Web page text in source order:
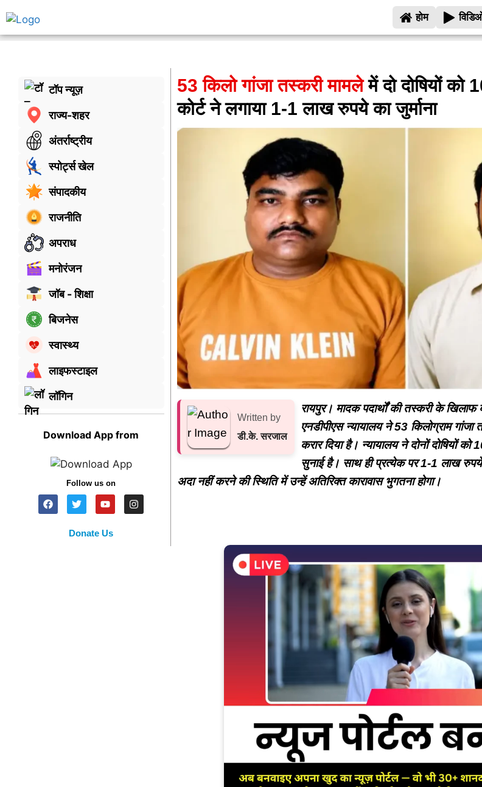
होम
टॉप न्यूज़
राज्य-शहर
अंतर्राष्ट्रीय
स्पोर्ट्स खेल
संपादकीय
राजनीति
अपराध
मनोरंजन
जॉब - शिक्षा
बिजनेस
स्वास्थ्य
लाइफस्टाइल
लॉगिन
Download App from
Follow us on
Donate Us
53 किलो गांजा तस्करी मामलेमें दो दोषियों को
कोर्ट ने लगाया 1-1 लाख रुपये का जुर्माना
Written by
डी.के. सरजाल
रायपुर। मादक पदार्थों की तस्करी के खिलाफ
एनडीपीएस न्यायालय ने 53 किलोग्राम गांजा
करार दिया है। न्यायालय ने दोनों दोषियों
सुनाई है। साथ ही प्रत्येक पर 1-1 लाख रुपये
अदा नहीं करने की स्थिति में उन्हें अतिरिक्त कारावास भुगतना होगा।